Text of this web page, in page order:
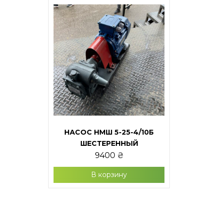
НАСОС НМШ 5-25-4/10Б
ШЕСТЕРЕННЫЙ
9400 ₴
В корзину